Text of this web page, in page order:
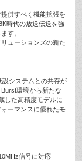
供すべく機能拡張を
時代の放送伝送を強
す。
ューションズの新た
設システムとの共存が
環境から新たな
した高精度モデルに
ーマンスに優れたモ
信号に対応